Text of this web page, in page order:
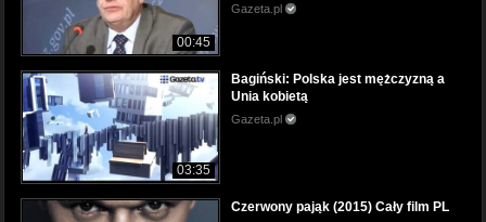
00:45
Gazeta.pl
03:35
Bagiński: Polska jest mężczyzną a
Unia kobietą
Gazeta.pl
Czerwony pająk (2015) Cały film PL